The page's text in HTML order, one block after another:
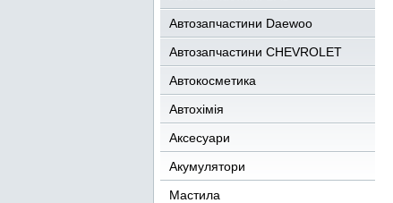
Автозапчастини Daewoo
Автозапчастини CHEVROLET
Автокосметика
Автохімія
Аксесуари
Акумулятори
Мастила